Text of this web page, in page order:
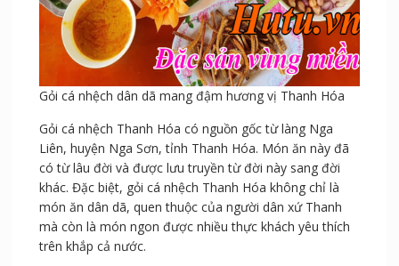
Gỏi cá nhệch dân dã mang đậm hương vị Thanh Hóa
Gỏi cá nhệch Thanh Hóa có nguồn gốc từ làng Nga
Liên, huyện Nga Sơn, tỉnh Thanh Hóa. Món ăn này đã
có từ lâu đời và được lưu truyền từ đời này sang đời
khác. Đặc biệt, gỏi cá nhệch Thanh Hóa không chỉ là
món ăn dân dã, quen thuộc của người dân xứ Thanh
mà còn là món ngon được nhiều thực khách yêu thích
trên khắp cả nước.